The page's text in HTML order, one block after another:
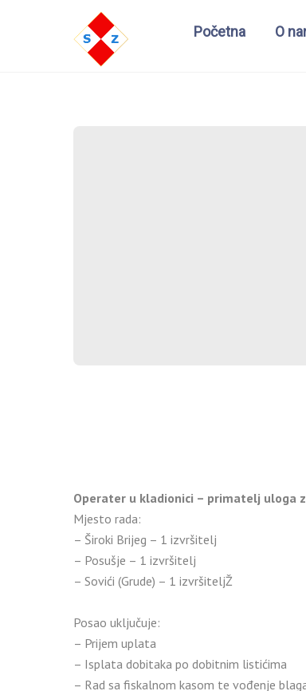
Početna O
Operater u kladionici – primatelj uloga
Mjesto rada:
– Široki Brijeg – 1 izvršitelj
– Posušje – 1 izvršitelj
– Sovići (Grude) – 1 izvršiteljŽ
Posao uključuje:
– Prijem uplata
– Isplata dobitaka po dobitnim listićima
– Rad sa fiskalnom kasom te vođenje